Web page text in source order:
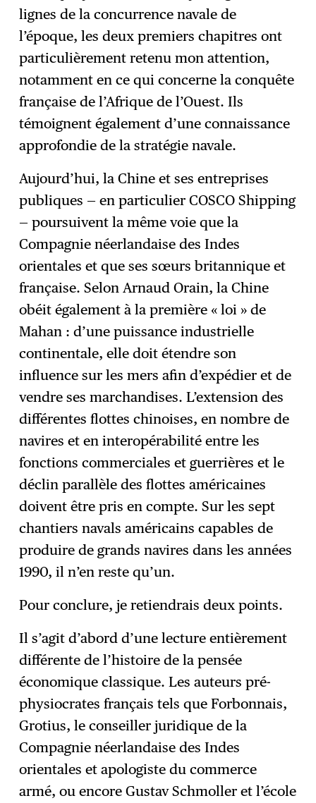
lignes de la concurrence navale de
l’époque, les deux premiers chapitres ont
particulièrement retenu mon attention,
notamment en ce qui concerne la conquête
française de l’Afrique de l’Ouest. Ils
témoignent également d’une connaissance
approfondie de la stratégie navale.
Aujourd’hui, la Chine et ses entreprises
publiques — en particulier COSCO Shipping
— poursuivent la même voie que la
Compagnie néerlandaise des Indes
orientales et que ses sœurs britannique et
française. Selon Arnaud Orain, la Chine
obéit également à la première « loi » de
Mahan : d’une puissance industrielle
continentale, elle doit étendre son
influence sur les mers afin d’expédier et de
vendre ses marchandises. L’extension des
différentes flottes chinoises, en nombre de
navires et en interopérabilité entre les
fonctions commerciales et guerrières et le
déclin parallèle des flottes américaines
doivent être pris en compte. Sur les sept
chantiers navals américains capables de
produire de grands navires dans les années
1990, il n’en reste qu’un.
Pour conclure, je retiendrais deux points.
Il s’agit d’abord d’une lecture entièrement
différente de l’histoire de la pensée
économique classique. Les auteurs pré-
physiocrates français tels que Forbonnais,
Grotius, le conseiller juridique de la
Compagnie néerlandaise des Indes
orientales et apologiste du commerce
armé, ou encore Gustav Schmoller et l’école